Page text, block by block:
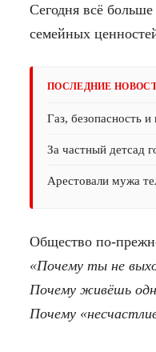
Сегодня всё
семейных
ПОСЛЕДНИЕ
Газ, безопасность
За частный детсад
Арестовали мужа
Общество по-
«Почему ты не
Почему живёшь
Почему